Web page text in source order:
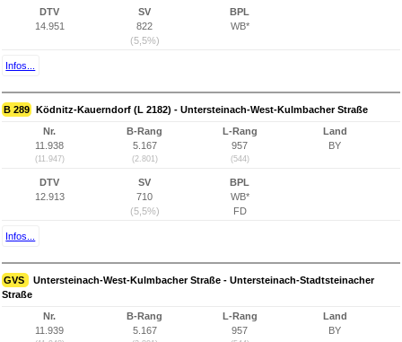
DTV
14.951
SV
822
(5,5%)
BPL
WB*
Infos...
B 289 Ködnitz-Kauerndorf (L 2182) - Untersteinach-West-Kulmbacher Straße
Nr.
11.938
(11.947)
B-Rang
5.167
(2.801)
L-Rang
957
(544)
Land
BY
DTV
12.913
SV
710
(5,5%)
BPL
WB*
FD
Infos...
GVS
Untersteinach-West-Kulmbacher Straße - Untersteinach-Stadtsteinacher
Straße
Nr.
11.939
B-Rang
5.167
L-Rang
957
Land
BY